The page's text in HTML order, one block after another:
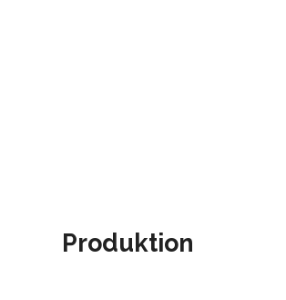
Produktion